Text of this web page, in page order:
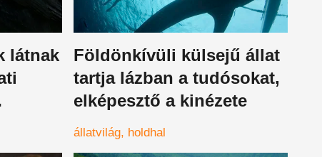
látnak
Földönkívüli külsejű állat
tartja lázban a tudósokat,
elképesztő a kinézete
állatvilág holdhal